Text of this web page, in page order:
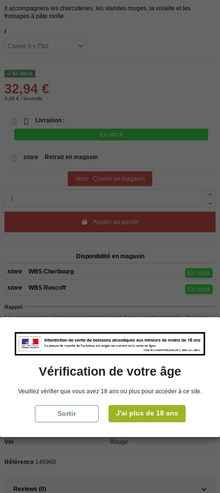
Il accompagnera les charcuteries, les viandes rouges, la volaille et les
fromages à pâte molle.
/
En Stock
32,94 €
5,49 € / bouteille
Livraison :
En stock
store Retrait en magasin
store Choisir un magasin
Ajouter au panier
Disponibilité en magasin
store WBS Cherbourg En stock
store WBS Roscoff En stock
Rappel
Les commandes sont uniquement livrées en France métropolitaine. Pour les
CHERBOURG.
France
Vin Rouge
Référence 146968
Reviews (0)
Vérification de votre âge
Veuillez vérifier que vous avez 18 ans ou plus pour accéder à ce site.
Sortir J'ai plus de 18 ans